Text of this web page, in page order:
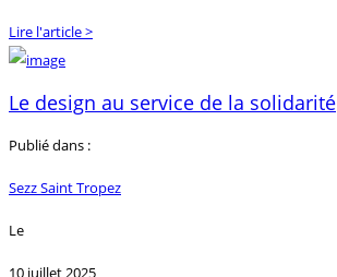
Lire l'article >
Le design au service de la solidarité
Publié dans :
Sezz Saint Tropez
Le
10 juillet 2025